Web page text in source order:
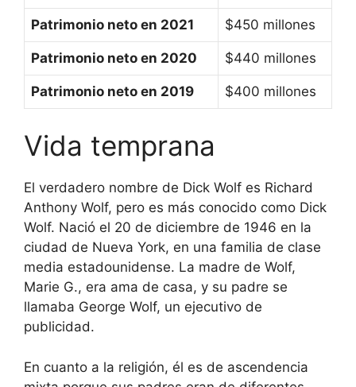
Patrimonio neto en 2021 $450 millones
Patrimonio neto en 2020 $440 millones
Patrimonio neto en 2019 $400 millones
Vida temprana
El verdadero nombre de Dick Wolf es Richard
Anthony Wolf, pero es más conocido como Dick
Wolf. Nació el 20 de diciembre de 1946 en la
ciudad de Nueva York, en una familia de clase
media estadounidense. La madre de Wolf,
Marie G., era ama de casa, y su padre se
llamaba George Wolf, un ejecutivo de
publicidad.
En cuanto a la religión, él es de ascendencia